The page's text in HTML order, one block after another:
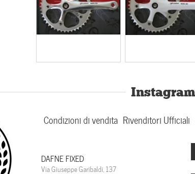
Instagram
Condizioni di vendita Rivenditori Ufficiali
DAFNE FIXED
Via Giuseppe Garibaldi, 137